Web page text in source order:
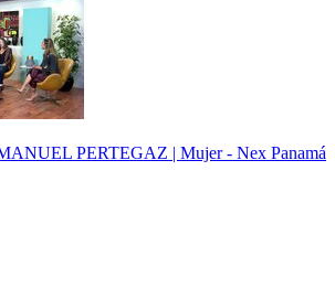
PERTEGAZ | Mujer - Nex Panamá